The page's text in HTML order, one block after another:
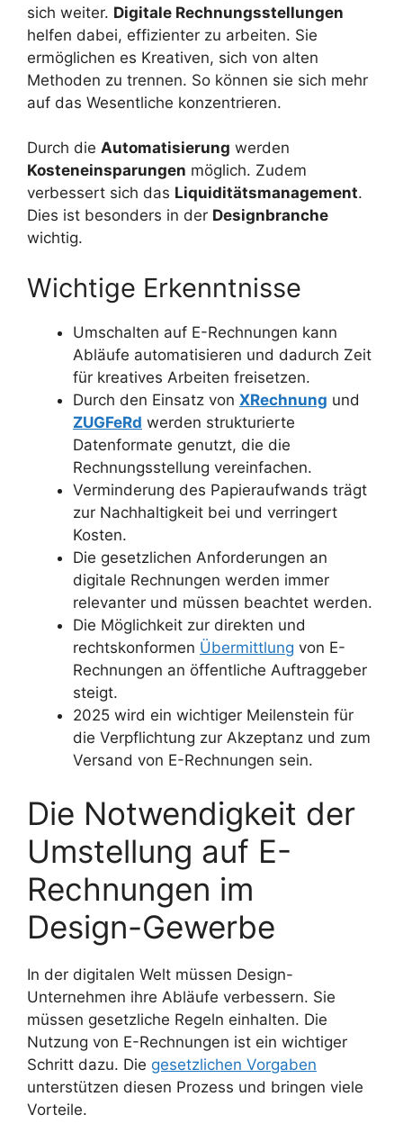
sich weiter. Digitale Rechnungsstellungen
helfen dabei, effizienter zu arbeiten. Sie
ermöglichen es Kreativen, sich von alten
Methoden zu trennen. So können sie sich mehr
auf das Wesentliche konzentrieren.
Durch die Automatisierung werden
Kosteneinsparungen möglich. Zudem
verbessert sich das Liquiditätsmanagement.
Dies ist besonders in der Designbranche
wichtig.
Wichtige Erkenntnisse
Umschalten auf E-Rechnungen kann
Abläufe automatisieren und dadurch Zeit
für kreatives Arbeiten freisetzen.
Durch den Einsatz von XRechnung und
ZUGFeRd werden strukturierte
Datenformate genutzt, die die
Rechnungsstellung vereinfachen.
Verminderung des Papieraufwands trägt
zur Nachhaltigkeit bei und verringert
Kosten.
Die gesetzlichen Anforderungen an
digitale Rechnungen werden immer
relevanter und müssen beachtet werden.
Die Möglichkeit zur direkten und
rechtskonformen Übermittlung von E-
Rechnungen an öffentliche Auftraggeber
steigt.
2025 wird ein wichtiger Meilenstein für
die Verpflichtung zur Akzeptanz und zum
Versand von E-Rechnungen sein.
Die Notwendigkeit der
Umstellung auf E-
Rechnungen im
Design-Gewerbe
In der digitalen Welt müssen Design-
Unternehmen ihre Abläufe verbessern. Sie
müssen gesetzliche Regeln einhalten. Die
Nutzung von E-Rechnungen ist ein wichtiger
Schritt dazu. Die gesetzlichen Vorgaben
unterstützen diesen Prozess und bringen viele
Vorteile.